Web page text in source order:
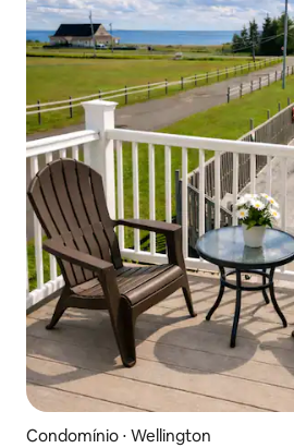
Condomínio ⋅ Wellington